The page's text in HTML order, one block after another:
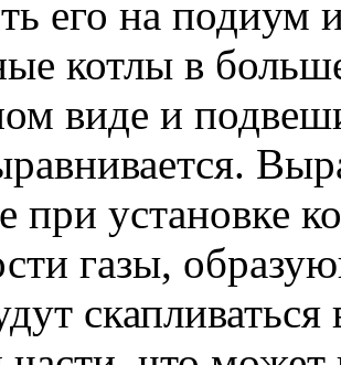
его на подиум
котлы в
виде и
при установке
газы,